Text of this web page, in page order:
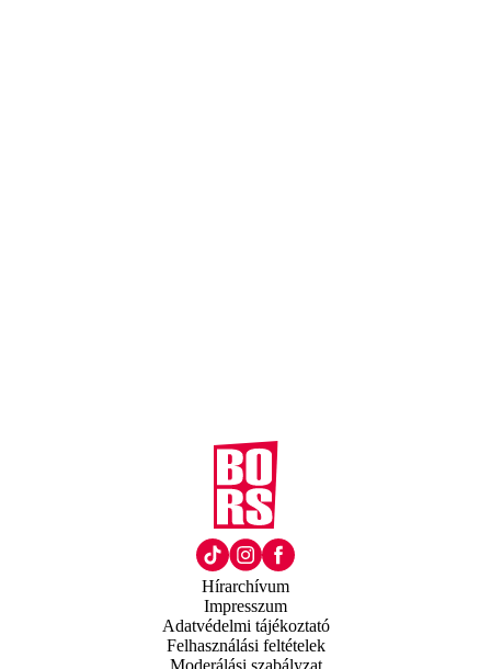
Hírarchívum
Impresszum
Adatvédelmi tájékoztató
Felhasználási feltételek
Moderálási szabályzat